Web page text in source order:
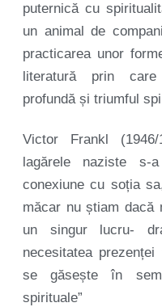
puternică cu
un animal de
practicarea unor
literatură prin
profundă și triumful
Victor Frankl
lagărele naziste s-
conexiune cu soția
măcar nu știam dacă
un singur lucru-
necesitatea
se găsește în
spirituale”